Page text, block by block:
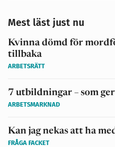
Mest läst just nu
Kvinna dömd för
tillbaka
ARBETSRÄTT
7 utbildningar – som
ARBETSMARKNAD
Kan jag nekas att ha
FRÅGA FACKET